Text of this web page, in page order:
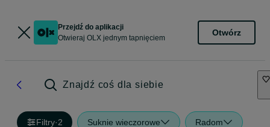
Przejdź do aplikacji
Otwieraj OLX jednym tapnięciem
Otwórz
Znajdź coś dla siebie
Filtry·2 Suknie wieczorowe Radom